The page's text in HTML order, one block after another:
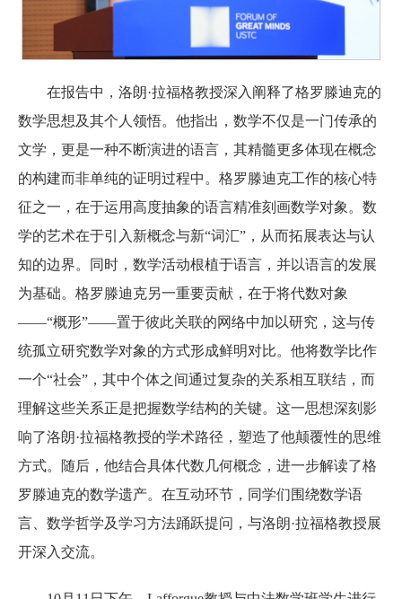
在报告中，洛朗·拉福格教授深入阐释了格罗滕迪克的
数学思想及其个人领悟。他指出，数学不仅是一门传承的
文学，更是一种不断演进的语言，其精髓更多体现在概念
的构建而非单纯的证明过程中。格罗滕迪克工作的核心特
征之一，在于运用高度抽象的语言精准刻画数学对象。数
学的艺术在于引入新概念与新“词汇”，从而拓展表达与认
知的边界。同时，数学活动根植于语言，并以语言的发展
为基础。格罗滕迪克另一重要贡献，在于将代数对象
——“概形”——置于彼此关联的网络中加以研究，这与传
统孤立研究数学对象的方式形成鲜明对比。他将数学比作
一个“社会”，其中个体之间通过复杂的关系相互联结，而
理解这些关系正是把握数学结构的关键。这一思想深刻影
响了洛朗·拉福格教授的学术路径，塑造了他颠覆性的思维
方式。随后，他结合具体代数几何概念，进一步解读了格
罗滕迪克的数学遗产。在互动环节，同学们围绕数学语
言、数学哲学及学习方法踊跃提问，与洛朗·拉福格教授展
开深入交流。